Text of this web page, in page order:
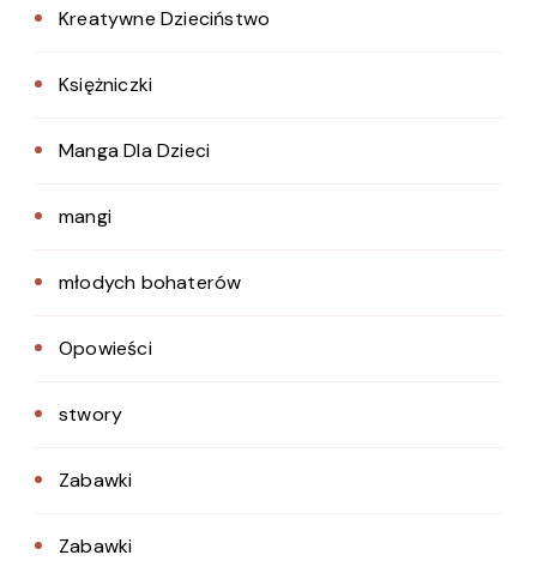
Kreatywne Dzieciństwo
Księżniczki
Manga Dla Dzieci
mangi
młodych bohaterów
Opowieści
stwory
Zabawki
Zabawki